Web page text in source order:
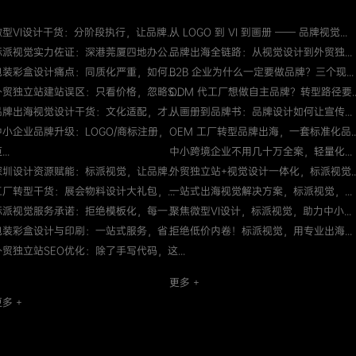
型VI设计干货：分阶段执行，让品牌...
派视觉实力佐证：深港莞厦四地办公...
装彩盒设计痛点：同质化严重，如何...
贸独立站建站误区：只看价格，忽略S...
牌出海视觉设计干货：文化适配，才...
企业品牌升级：LOGO/商标注册，
圳设计资源赋能：标派视觉，让品牌...
厂转型干货：展会物料设计大礼包，...
派视觉服务承诺：拒绝模板化，每一...
装彩盒设计与印刷：一站式服务，省...
独立站SEO优化：除了手写代码，这...
多 +
从 LOGO 到 VI 到画册 —— 品牌视觉...
品牌出海全链路：从视觉设计到外贸独...
B2B 企业为什么一定要做品牌？三个现...
ODM 代工厂想做自主品牌？转型路径要
从画册到品牌书：品牌设计如何让宣传...
OEM 工厂转型品牌出海，一套标准化品
中小跨境企业不用几十万全案，轻量化...
外贸独立站+视觉设计一体化，标派视觉
一站式出海视觉解决方案，标派视觉，...
聚焦微型VI设计，标派视觉，助力中小...
拒绝低价内卷！标派视觉，用专业出海...
更多 +